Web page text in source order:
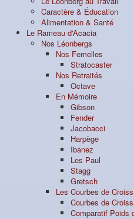
Caractère & Éducation
Alimentation & Santé
Le Rameau d'Acacia
Nos Léonbergs
Nos Femelles
Stratocaster
Nos Retraités
Octave
En Mémoire
Gibson
Fender
Jacobacci
Harpège
Ibanez
Les Paul
Stagg
Gretsch
Les Courbes de
Courbes de
Comparatif Poids